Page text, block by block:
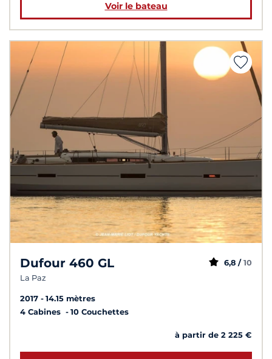
Voir le bateau
Dufour 460 GL
La Paz
6,8 / 10
2017
14.15 mètres
4 Cabines
10 Couchettes
à partir de 2 225 €